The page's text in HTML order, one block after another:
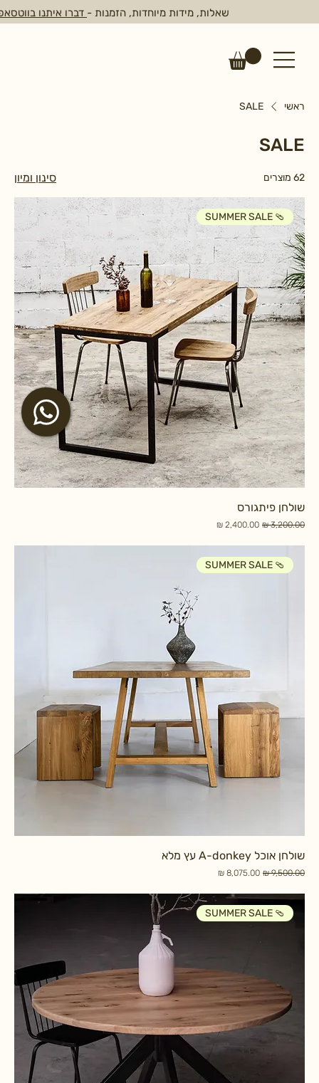
שאלות, מידות מיוחדות, הזמנות - דברו איתנו
ראשי SALE
SALE
62 מוצרים סינון ומיון
SUMMER SALE 🩴
שולחן פיתגורס
מחיר רגיל מחיר מבצע
SUMMER SALE 🩴
שולחן אוכל A-donkey עץ מלא
מחיר רגיל מחיר מבצע
SUMMER SALE 🩴